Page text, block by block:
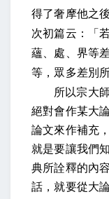
得了奢摩他之
次初篇云：「
蘊、處、界等
等，眾多差別
所以宗大
絕對會作某大
論文來作補充
就是要讓我們
典所詮釋的內
話，就要從大